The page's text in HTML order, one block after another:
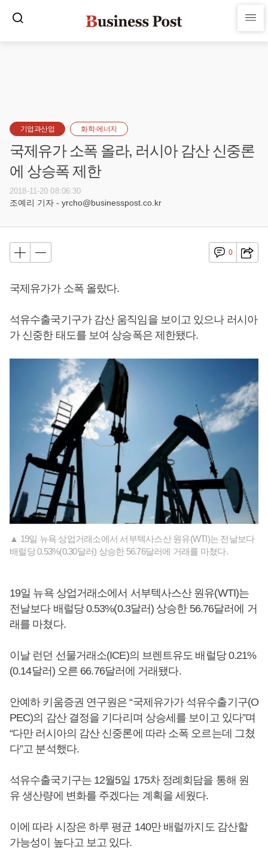
기업과산업 화학·에너지
국제유가 소폭 올라, 러시아 감산 신중론
에 상승폭 제한
2018-11-20 08:06:30
조예리 기자 - yrcho@businesspost.co.kr
0
국제유가가 소폭 올랐다.
석유수출국기구가 감산 움직임을 보이고 있으나 러시아
가 신중한 태도를 보여 상승폭은 제한됐다.
▲ 19일 뉴욕 상업거래소에서 서부텍사스산 원유(WTI)는 전날보다
배럴당 0.53%(0.30달러) 상승한 56.76달러에 거래를 마쳤다.
19일 뉴욕 상업거래소에서 서부텍사스산 원유(WTI)는
전날보다 배럴당 0.53%(0.3달러) 상승한 56.76달러에 거
래를 마쳤다.
이날 런던 선물거래소(ICE)의 브렌트유도 배럴당 0.21%
(0.14달러) 오른 66.76달러에 거래됐다.
안예하 키움증권 연구원은 “국제유가가 석유수출기구(O
PEC)의 감산 결정을 기다리며 상승세를 보이고 있다”며
“다만 러시아의 감산 신중론에 따라 소폭 오르는데 그쳤
다”고 분석했다.
석유수출국기구는 12월5일 175차 정례회담을 통해 원
유 생산량에 변화를 주겠다는 계획을 세웠다.
이에 따라 시장은 하루 평균 140만 배럴까지도 감산할
가능성이 높다고 보고 있다.